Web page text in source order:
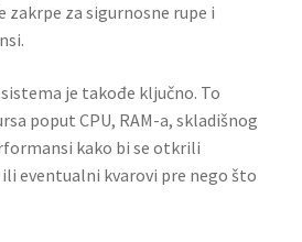
za sigurnosne rupe i
je takođe ključno. To
poput CPU, RAM-a, skladišnog
kako bi se otkrili
eventualni kvarovi pre nego što